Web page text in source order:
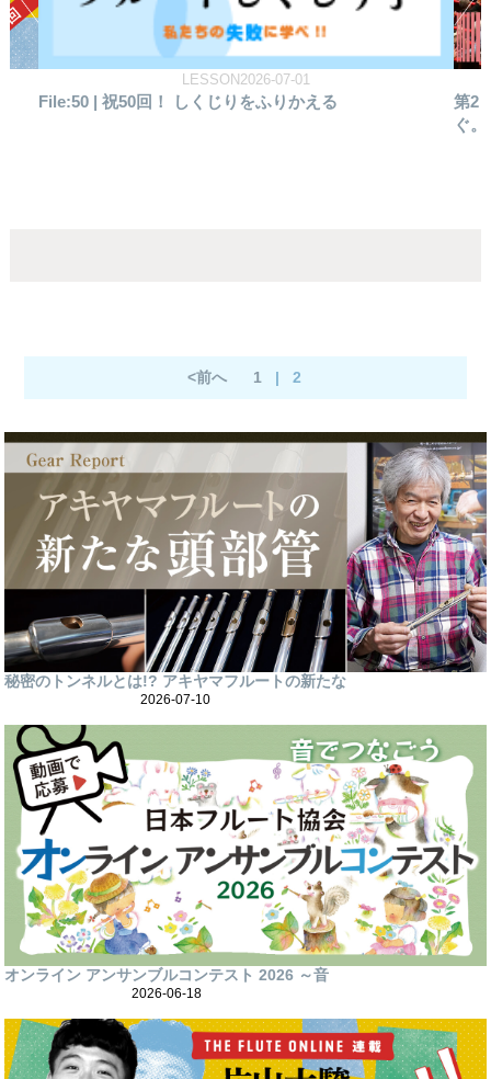
REPORT2026-06-19
第2回 とちぎフルートフェスティバル 音楽で世界を繋
込
<前へ 1 | 2
秘密のトンネルとは!? アキヤマフルートの新たな
2026-07-10
オンライン アンサンブルコンテスト 2026 ～音
2026-06-18